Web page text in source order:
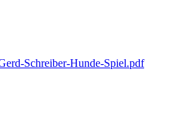
Schreiber-Hunde-Spiel.pdf